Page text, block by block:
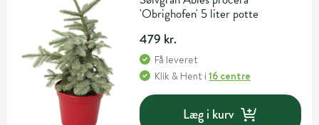
'Obrighofen' 5 liter potte
479 kr.
Få leveret
Klik & Hent i16 centre
Læg i kurv